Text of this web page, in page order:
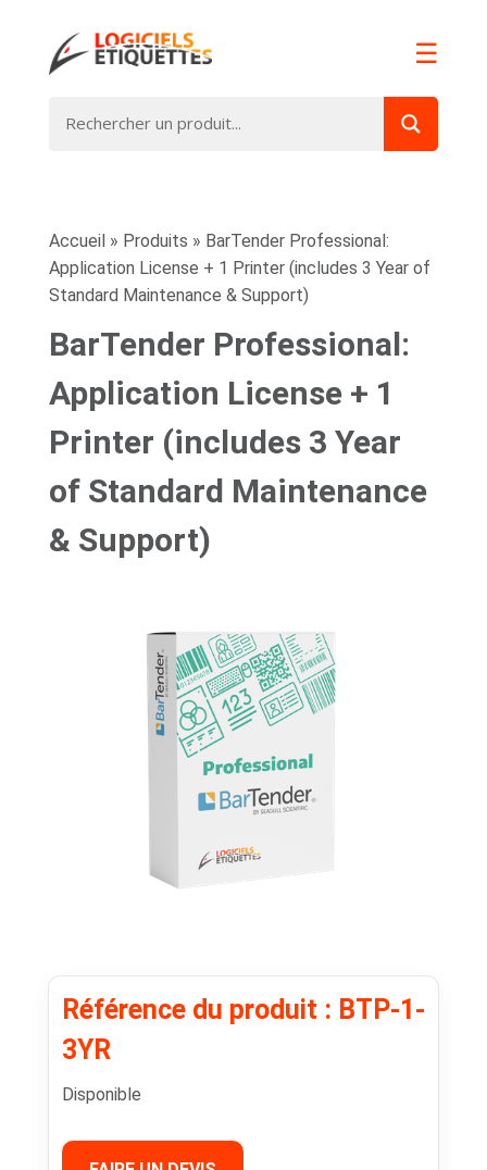
☰
Accueil » Produits » BarTender Professional:
Application License + 1 Printer (includes 3 Year of
Standard Maintenance & Support)
BarTender Professional:
Application License + 1
Printer (includes 3 Year
of Standard Maintenance
& Support)
Référence du produit : BTP-1-
3YR
Disponible